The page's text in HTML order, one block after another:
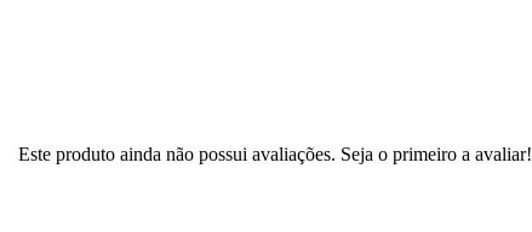
Este produto ainda não possui avaliações. Seja o primeiro a avaliar!